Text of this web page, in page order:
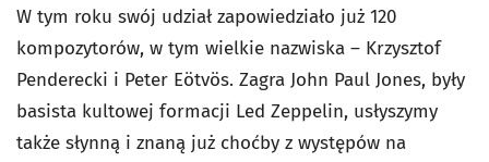
W tym roku swój udział zapowiedziało już 120
kompozytorów, w tym wielkie nazwiska – Krzysztof
Penderecki i Peter Eötvös. Zagra John Paul Jones, były
basista kultowej formacji Led Zeppelin, usłyszymy
także słynną i znaną już choćby z występów na